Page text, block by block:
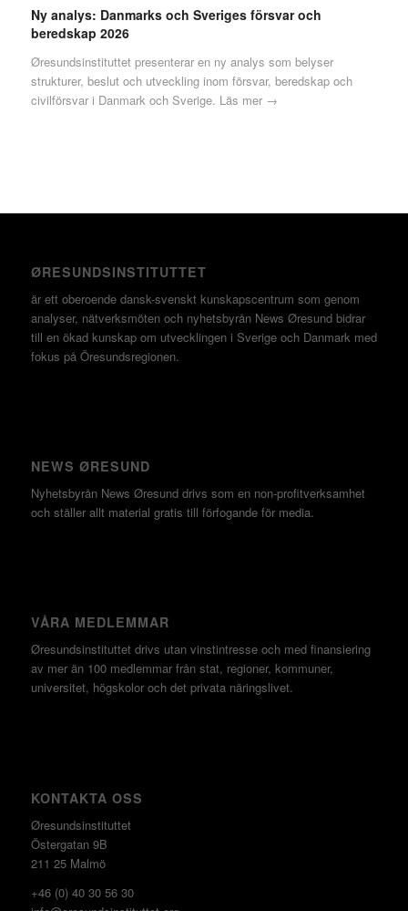
Ny analys: Danmarks och Sveriges försvar och
beredskap 2026
Øresundsinstituttet presenterar en ny analys som belyser
strukturer, beslut och utveckling inom försvar, beredskap och
civilförsvar i Danmark och Sverige. Läs mer →
ØRESUNDSINSTITUTTET
är ett oberoende dansk-svenskt kunskapscentrum som genom
analyser, nätverksmöten och nyhetsbyrån News Øresund bidrar
till en ökad kunskap om utvecklingen i Sverige och Danmark med
fokus på Öresundsregionen.
NEWS ØRESUND
Nyhetsbyrån News Øresund drivs som en non-profitverksamhet
och ställer allt material gratis till förfogande för media.
VÅRA MEDLEMMAR
Øresundsinstituttet drivs utan vinst­intresse och med finansiering
av mer än 100 medlemmar från stat, regioner, kommuner,
universitet, högskolor och det privata näringslivet.
KONTAKTA OSS
Øresundsinstituttet
Östergatan 9B
211 25 Malmö
+46 (0) 40 30 56 30